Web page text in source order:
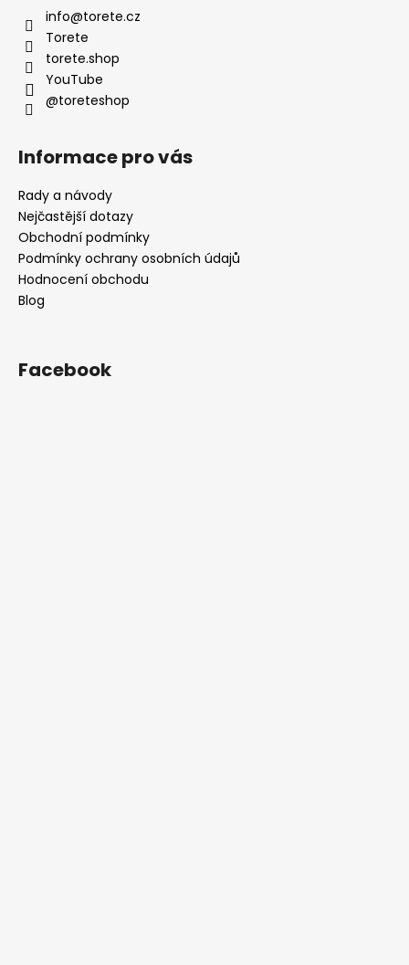
info@torete.cz
Torete
torete.shop
YouTube
@toreteshop
Informace pro vás
Rady a návody
Nejčastější dotazy
Obchodní podmínky
Podmínky ochrany osobních údajů
Hodnocení obchodu
Blog
Facebook